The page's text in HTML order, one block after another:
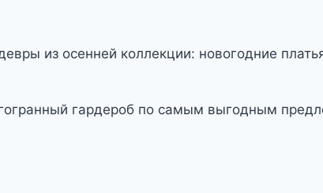
из осенней коллекции: новогодние
гардероб по самым выгодным